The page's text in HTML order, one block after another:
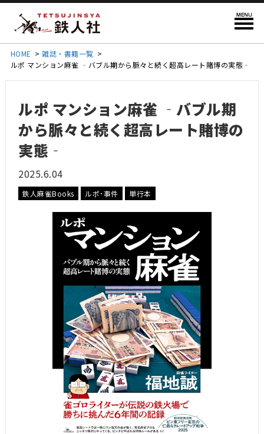
HOME > 雑誌・書籍一覧 >
ルポ マンション麻雀 ‐バブル期から脈々と続く超高レート賭博の実態‐
ルポ マンション麻雀 ‐バブル期
から脈々と続く超高レート賭博の
実態‐
2025.6.04
鉄人麻雀Books ルポ･事件 単行本